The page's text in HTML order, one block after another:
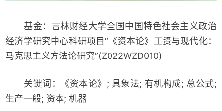
基金：吉林财经大学全国中国特色社会主义政治
经济学研究中心科研项目“《资本论》工资与现代化：
马克思主义方法论研究”(Z022WZD010)
关键词：《资本论》; 具象法; 有机构成; 总公式;
生产一般; 资本; 机器